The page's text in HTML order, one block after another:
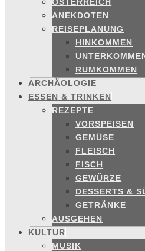
ANEKDOTEN
REISEPLANUNG
HINKOMMEN
RUMKOMMEN
ARCHÄOLOGIE
ESSEN & TRINKEN
REZEPTE
VORSPEISEN
GEMÜSE
FLEISCH
FISCH
GEWÜRZE
DESSERTS &
GETRÄNKE
AUSGEHEN
KULTUR
MUSIK